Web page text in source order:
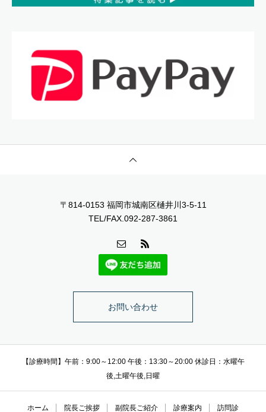
〒814-0153 福岡市城南区樋井川3-5-11
TEL/FAX.092-287-3861
お問い合わせ
【診療時間】午前：9:00～12:00 午後：13:30～20:00 休診日：水曜午
後,土曜午後,日曜
ホーム 院長ご挨拶 副院長ご紹介 診療案内 訪問診